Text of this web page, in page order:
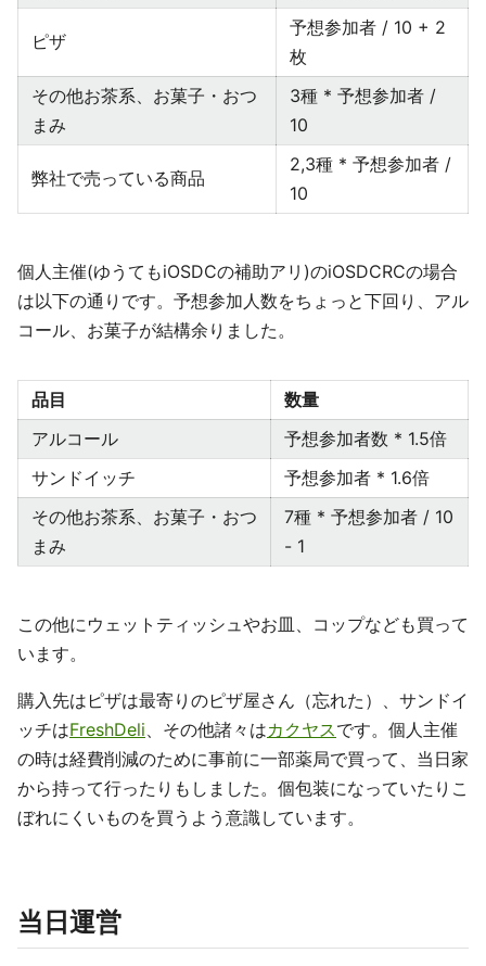
ピザ
予想参加者 / 10 + 2
枚
その他お茶系、お菓子・おつ
まみ
3種 * 予想参加者 /
10
弊社で売っている商品
2,3種 * 予想参加者 /
10
個人主催(ゆうてもiOSDCの補助アリ)のiOSDCRCの場合
は以下の通りです。予想参加人数をちょっと下回り、アル
コール、お菓子が結構余りました。
品目
数量
アルコール
予想参加者数 * 1.5倍
サンドイッチ
予想参加者 * 1.6倍
その他お茶系、お菓子・おつ
まみ
7種 * 予想参加者 / 10
- 1
この他にウェットティッシュやお皿、コップなども買って
います。
購入先はピザは最寄りのピザ屋さん（忘れた）、サンドイ
ッチはFreshDeli、その他諸々はカクヤスです。個人主催
の時は経費削減のために事前に一部薬局で買って、当日家
から持って行ったりもしました。個包装になっていたりこ
ぼれにくいものを買うよう意識しています。
当日運営